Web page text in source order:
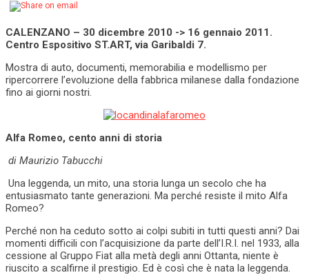
CALENZANO – 30 dicembre 2010 -> 16 gennaio 2011.
Centro Espositivo ST.ART, via Garibaldi 7.
Mostra di auto, documenti, memorabilia e modellismo per
ripercorrere l’evoluzione della fabbrica milanese dalla fondazione
fino ai giorni nostri.
Alfa Romeo, cento anni di storia
di Maurizio Tabucchi
Una leggenda, un mito, una storia lunga un secolo che ha
entusiasmato tante generazioni. Ma perché resiste il mito Alfa
Romeo?
Perché non ha ceduto sotto ai colpi subiti in tutti questi anni? Dai
momenti difficili con l’acquisizione da parte dell’I.R.I. nel 1933, alla
cessione al Gruppo Fiat alla metà degli anni Ottanta, niente è
riuscito a scalfirne il prestigio. Ed è così che è nata la leggenda.